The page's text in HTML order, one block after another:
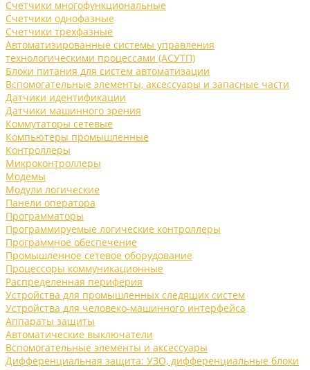
Счетчики многофункциональные
Счетчики однофазные
Счетчики трехфазные
Автоматизированные системы управления
технологическими процессами (АСУТП)
Блоки питания для систем автоматизации
Вспомогательные элементы, аксессуары и запасные части
Датчики идентификации
Датчики машинного зрения
Коммутаторы сетевые
Компьютеры промышленные
Контроллеры
Микроконтроллеры
Модемы
Модули логические
Панели оператора
Программаторы
Программируемые логические контроллеры
Программное обеспечение
Промышленное сетевое оборудование
Процессоры коммуникационные
Распределенная периферия
Устройства для промышленных следящих систем
Устройства для человеко-машинного интерфейса
Аппараты защиты
Автоматические выключатели
Вспомогательные элементы и аксессуары
Дифференциальная защита: УЗО, дифференциальные блоки